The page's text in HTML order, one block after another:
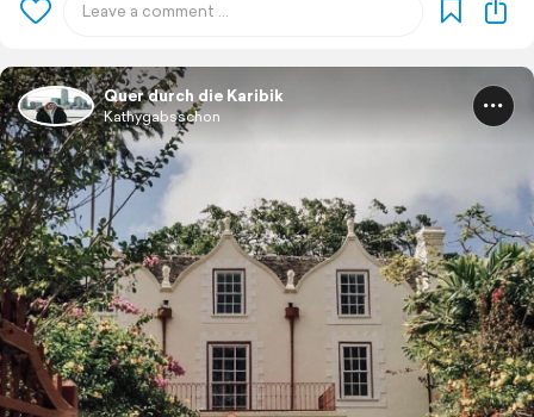
Quer durch die Karibik
Kathygabsschon